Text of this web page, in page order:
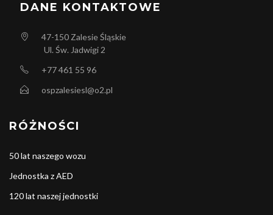
DANE KONTAKTOWE
47-150 Zalesie Śląskie
Ul. Św. Jadwigi 2
+77 461 55 96
ospzalesiesl@o2.pl
RÓŻNOŚCI
50 lat naszego wozu
Jednostka z AED
120 lat naszej jednostki